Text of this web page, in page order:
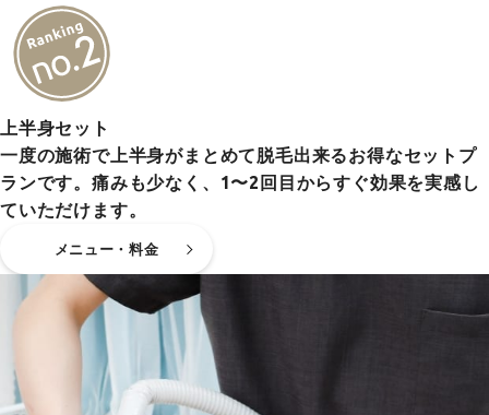
上半身セット
一度の施術で上半身がまとめて脱毛出来るお得なセットプ
ランです。痛みも少なく、1〜2回目からすぐ効果を実感し
ていただけます。
メニュー・料金